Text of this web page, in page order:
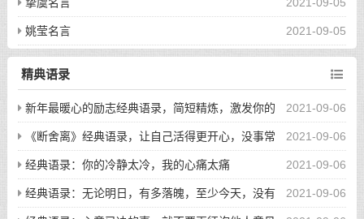
2021-09-05
姚莹名言
精典语录
2021-09-06
新年最暖心的励志经典语录，简短精炼，激发你的
上进心 2021-09-06
《断舍离》经典语录，让自己活得更开心，没事常
看看 2021-09-06
经典语录：你的冷静太冷，我的心痛太痛
2021-09-06
经典语录：无论明日，有多落魄，至少今天，没有